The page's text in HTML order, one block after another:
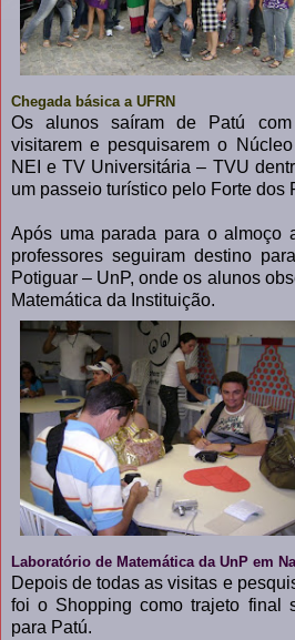
Chegada básica a UFRN
Os alunos saíram de Patú
visitarem e pesquisarem o
NEI e TV Universitária – TVU
um passeio turístico pelo Forte dos
Após uma parada para o almoço
professores seguiram destino
Potiguar – UnP, onde os alunos
Matemática da Instituição.
Laboratório de Matemática da UnP em
Depois de todas as visitas e
foi o Shopping como trajeto final
para Patú.